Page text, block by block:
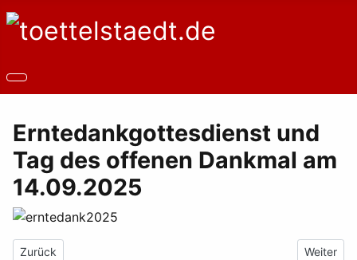
Erntedankgottesdienst und
Tag des offenen Dankmal am
14.09.2025
Vorheriger Beitrag: Bei Überweisungen an Landeshauptstadt
Zurück Nächster
Weiter